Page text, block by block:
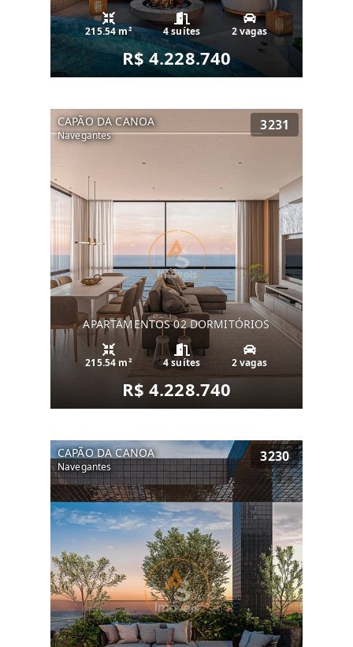
215.54 m² 4 suítes 2 vagas
R$ 4.228.740
CAPÃO DA CANOA
Navegantes
3231
APARTAMENTOS 02 DORMITÓRIOS
215.54 m² 4 suítes 2 vagas
R$ 4.228.740
CAPÃO DA CANOA
Navegantes
3230